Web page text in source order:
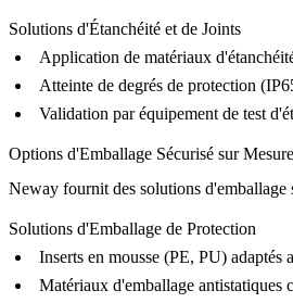
Solutions d'Étanchéité et de Joints
Application de matériaux
Atteinte de degrés de protection
Validation par équipement de test
Options d'Emballage Sécurisé sur Mesure
Neway fournit des solutions d'emballage
Solutions d'Emballage de Protection
Inserts en mousse (PE, PU)
Matériaux d'emballage antistatiques